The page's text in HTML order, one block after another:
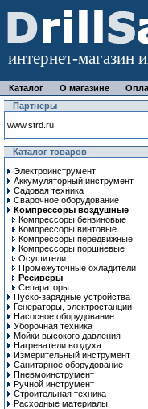
интернет-магазин
Каталог О магазине
Партнеры
www.strd.ru
Каталог товаров
Электроинструмент
Аккумуляторный инструмент
Садовая техника
Сварочное оборудование
Компрессоры воздушные
Компрессоры бензиновые
Компрессоры винтовые
Компрессоры передвижные
Компрессоры поршневые
Осушители
Промежуточные охладители
Ресиверы
Сепараторы
Пуско-зарядные устройства
Генераторы, электростанции
Насосное оборудование
Уборочная техника
Мойки высокого давления
Нагреватели воздуха
Измерительный инструмент
Санитарное оборудование
Пневмоинструмент
Ручной инcтрумент
Строительная техника
Расходные материалы